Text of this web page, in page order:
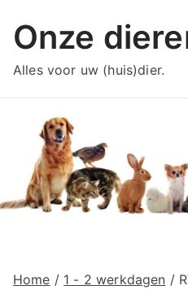
naar
inhoud
Onze
Alles voor uw (huis)dier.
Home / 1 - 2 werkdagen /